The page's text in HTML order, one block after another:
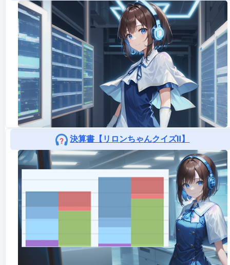
決算書【リロンちゃんクイズⅡ】